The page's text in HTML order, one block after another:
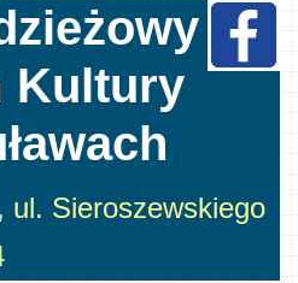
Kultury
ul. Sieroszewskiego